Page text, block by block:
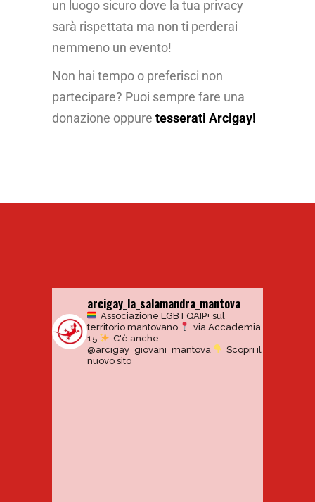
un luogo sicuro dove la tua privacy
sarà rispettata ma non ti perderai
nemmeno un evento!
Non hai tempo o preferisci non
partecipare? Puoi sempre fare una
donazione oppure tesserati Arcigay!
arcigay_la_salamandra_mantova
Associazione LGBTQAIP+ sul
territorio mantovano
via Accademia
15
C'è anche
@arcigay_giovani_mantova
Scopri il
nuovo sito